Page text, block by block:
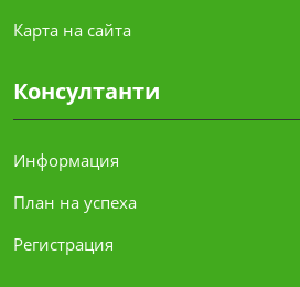
Карта на сайта
Консултанти
Информация
План на успеха
Регистрация